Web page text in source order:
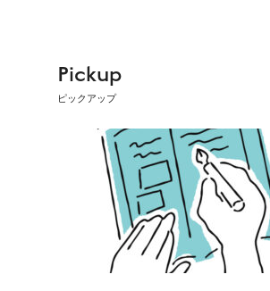
Pickup
ピックアップ